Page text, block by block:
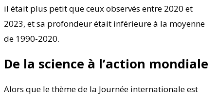
il était plus petit que ceux observés entre 2020 et
2023, et sa profondeur était inférieure à la moyenne
de 1990-2020.
De la science à l’action mondiale
Alors que le thème de la Journée internationale est